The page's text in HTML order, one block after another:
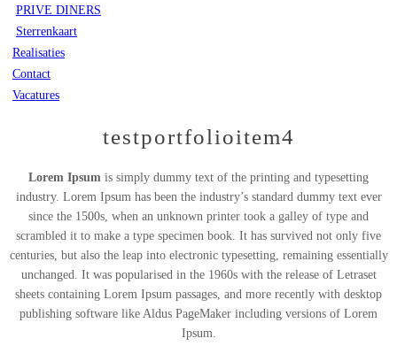
PRIVE DINERS
Sterrenkaart
Realisaties
Contact
Vacatures
testportfolioitem4
Lorem Ipsum is simply dummy text of the printing and typesetting
industry. Lorem Ipsum has been the industry’s standard dummy text ever
since the 1500s, when an unknown printer took a galley of type and
scrambled it to make a type specimen book. It has survived not only five
centuries, but also the leap into electronic typesetting, remaining essentially
unchanged. It was popularised in the 1960s with the release of Letraset
sheets containing Lorem Ipsum passages, and more recently with desktop
publishing software like Aldus PageMaker including versions of Lorem
Ipsum.